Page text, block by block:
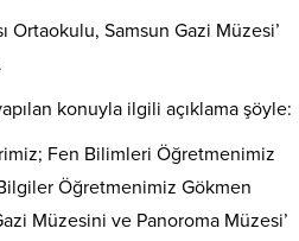
Ortaokulu, Samsun Gazi Müzesi’
konuyla ilgili açıklama şöyle:
Fen Bilimleri Öğretmenimiz
Öğretmenimiz Gökmen
Müzesini ve Panoroma Müzesi’